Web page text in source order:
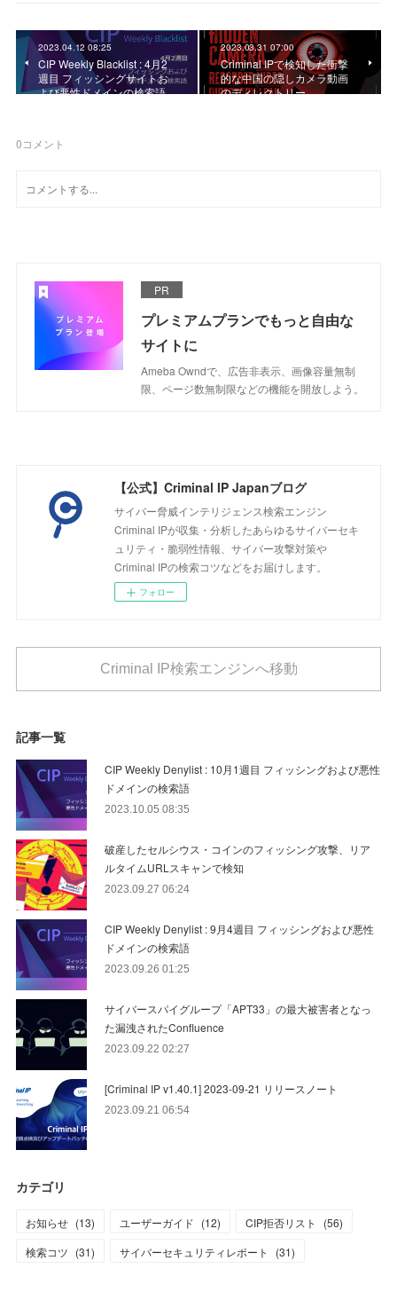
2023.04.12 08:25
CIP Weekly Blacklist : 4月2
週目 フィッシングサイトお
よび悪性ドメインの検索語
2023.03.31 07:00
Criminal IPで検知した衝撃
的な中国の隠しカメラ動画
のディレクトリー
0コメント
PR
プレミアムプランでもっと自由な
サイトに
Ameba Owndで、広告非表示、画像容量無制
限、ページ数無制限などの機能を開放しよう。
【公式】Criminal IP Japanブログ
サイバー脅威インテリジェンス検索エンジン
Criminal IPが収集・分析したあらゆるサイバーセキ
ュリティ・脆弱性情報、サイバー攻撃対策や
Criminal IPの検索コツなどをお届けします。
フォロー
Criminal IP検索エンジンへ移動
記事一覧
CIP Weekly Denylist : 10月1週目 フィッシングおよび悪性
ドメインの検索語
2023.10.05 08:35
破産したセルシウス・コインのフィッシング攻撃、リア
ルタイムURLスキャンで検知
2023.09.27 06:24
CIP Weekly Denylist : 9月4週目 フィッシングおよび悪性
ドメインの検索語
2023.09.26 01:25
サイバースパイグループ「APT33」の最大被害者となっ
た漏洩されたConfluence
2023.09.22 02:27
[Criminal IP v1.40.1] 2023-09-21 リリースノート
2023.09.21 06:54
カテゴリ
お知らせ (13) ユーザーガイド (12) CIP拒否リスト (56)
検索コツ (31) サイバーセキュリティレポート (31)